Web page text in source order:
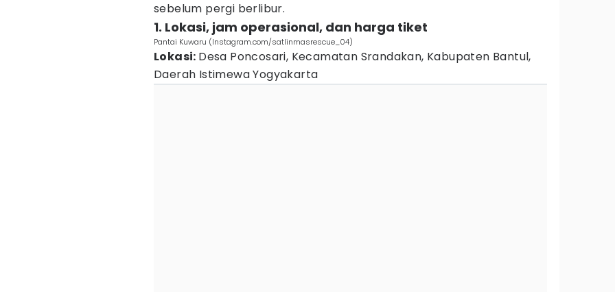
sebelum pergi berlibur.
1. Lokasi, jam operasional, dan harga tiket
Pantai Kuwaru (Instagram.com/satlinmasrescue_04)
Lokasi: Desa Poncosari, Kecamatan Srandakan, Kabupaten Bantul,
Daerah Istimewa Yogyakarta